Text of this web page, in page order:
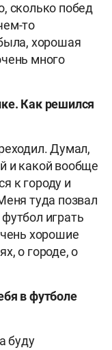
сколько побед
то
хорошая
много
Как решился
Думал,
и какой вообще
к городу и
туда позвал
играть
хорошие
о городе, о
в футболе
буду